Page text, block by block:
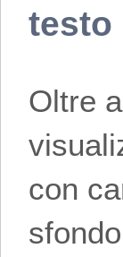
testo
Oltre
con